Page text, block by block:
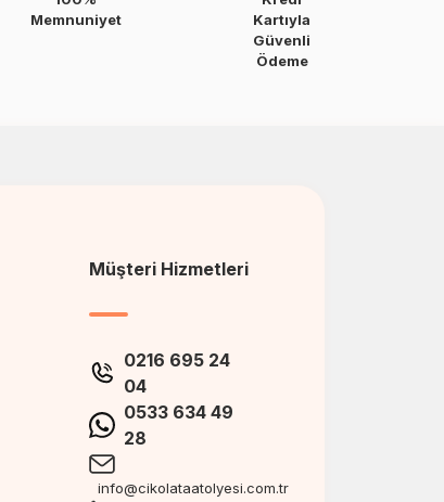
Memnuniyet
Kartıyla
Güvenli
Ödeme
Müşteri Hizmetleri
0216 695 24
04
0533 634 49
28
info@cikolataatolyesi.com.tr